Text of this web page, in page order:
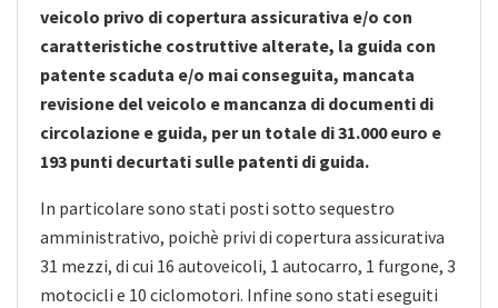
veicolo privo di copertura assicurativa e/o con
caratteristiche costruttive alterate, la guida con
patente scaduta e/o mai conseguita, mancata
revisione del veicolo e mancanza di documenti di
circolazione e guida, per un totale di 31.000 euro e
193 punti decurtati sulle patenti di guida.
In particolare sono stati posti sotto sequestro
amministrativo, poichè privi di copertura assicurativa
31 mezzi, di cui 16 autoveicoli, 1 autocarro, 1 furgone, 3
motocicli e 10 ciclomotori. Infine sono stati eseguiti